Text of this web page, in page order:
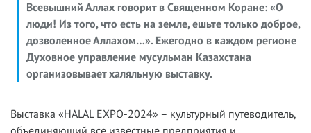
Всевышний Аллах говорит в Священном Коране: «О
люди! Из того, что есть на земле, ешьте только доброе,
дозволенное Аллахом…». Ежегодно в каждом регионе
Духовное управление мусульман Казахстана
организовывает халяльную выставку.
Выставка «HALAL EXPO-2024» – культурный путеводитель,